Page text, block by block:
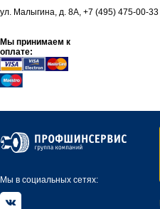
ул. Малыгина, д. 8А, +7 (495) 475-00-33
Мы принимаем к
оплате:
Мы в социальных сетях: